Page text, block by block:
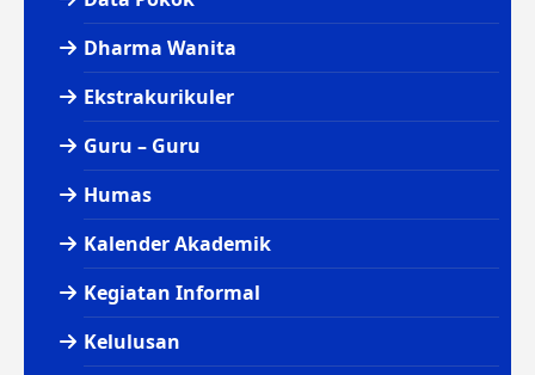
Dharma Wanita
Ekstrakurikuler
Guru – Guru
Humas
Kalender Akademik
Kegiatan Informal
Kelulusan